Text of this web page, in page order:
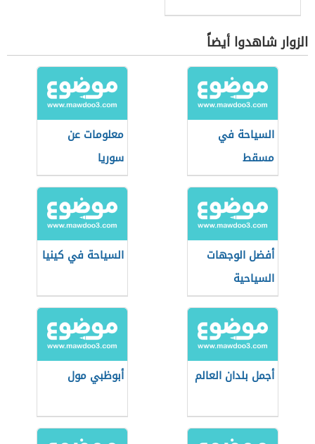
الزوار شاهدوا أيضاً
السياحة في
مسقط
معلومات عن
سوريا
أفضل الوجهات
السياحية
السياحة في كينيا
أجمل بلدان العالم أبوظبي مول